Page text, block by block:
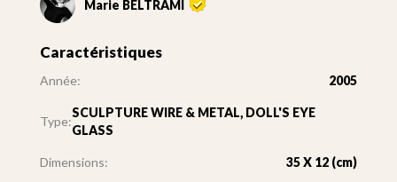
Marie BELTRAMI
Caractéristiques
Année: 2005
Type:
SCULPTURE WIRE & METAL, DOLL'S EYE
GLASS
Dimensions: 35 X 12 (cm)